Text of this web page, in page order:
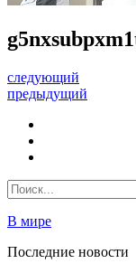
следующий
предыдущий
В мире
Последние новости